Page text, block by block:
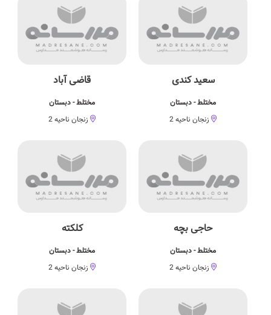
سعید کندی
مختلط - دبستان
زنجان ناحیه 2
قاضی آباد
مختلط - دبستان
زنجان ناحیه 2
حاجی بچه
مختلط - دبستان
زنجان ناحیه 2
کلکته
مختلط - دبستان
زنجان ناحیه 2